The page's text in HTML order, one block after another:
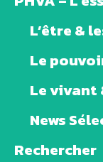
L’être &
Le
Le vivant
News
Rechercher